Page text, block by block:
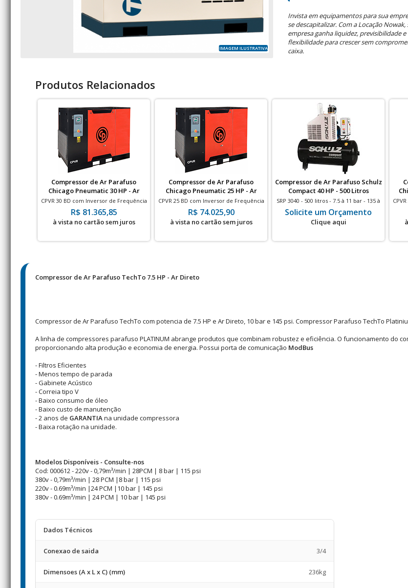
IMAGEM ILUSTRATIVA
Invista em equipamentos para sua
se descapitalizar. Com a Locação Nowak,
empresa ganha liquidez, previsibilidade e
flexibilidade para crescer sem
caixa.
Produtos Relacionados
Compressor de Ar Parafuso
Chicago Pneumatic 30 HP - Ar
direto com Secador
CPVR 30 BD com Inversor de Frequência
- ar direto - 8 à 13 bar - 79 à 110 pés - 30
HP
R$ 81.365,85
à vista no cartão sem juros
Compressor de Ar Parafuso
Chicago Pneumatic 25 HP - Ar
Direto com Secador
CPVR 25 BD com Inversor de Frequência
- ar direto - 8 à 13 bar - 67 à 99 pés - 25
HP
R$ 74.025,90
à vista no cartão sem juros
Compressor de Ar Parafuso Schulz
Compact 40 HP - 500 Litros
SRP 3040 - 500 litros - 7.5 à 11 bar - 135 à
165 pés - 40HP
Solicite um Orçamento
Clique aqui
-
Compressor de Ar Parafuso TechTo 7.5 HP - Ar Direto
Compressor de Ar Parafuso TechTo com potencia de 7.5 HP e Ar Direto, 10 bar e 145 psi. Compressor Parafuso TechTo
A linha de compressores parafuso PLATINUM abrange produtos que combinam robustez e eficiência. O funcionamento do
proporcionando alta produção e economia de energia. Possui porta de comunicação ModBus
- Filtros Eficientes
- Menos tempo de parada
- Gabinete Acústico
- Correia tipo V
- Baixo consumo de óleo
- Baixo custo de manutenção
- 2 anos de GARANTIAna unidade compressora
- Baixa rotação na unidade.
Modelos Disponíveis - Consulte-nos
Cod: 000612 - 220v - 0,79m³/min | 28PCM | 8 bar | 115 psi
380v - 0,79m³/min | 28 PCM |8 bar | 115 psi
220v - 0.69m³/min |24 PCM |10 bar | 145 psi
380v - 0.69m³/min | 24 PCM | 10 bar | 145 psi
Dados Técnicos
Conexao de saida 3/4
Dimensoes (A x L x C) (mm) 236kg